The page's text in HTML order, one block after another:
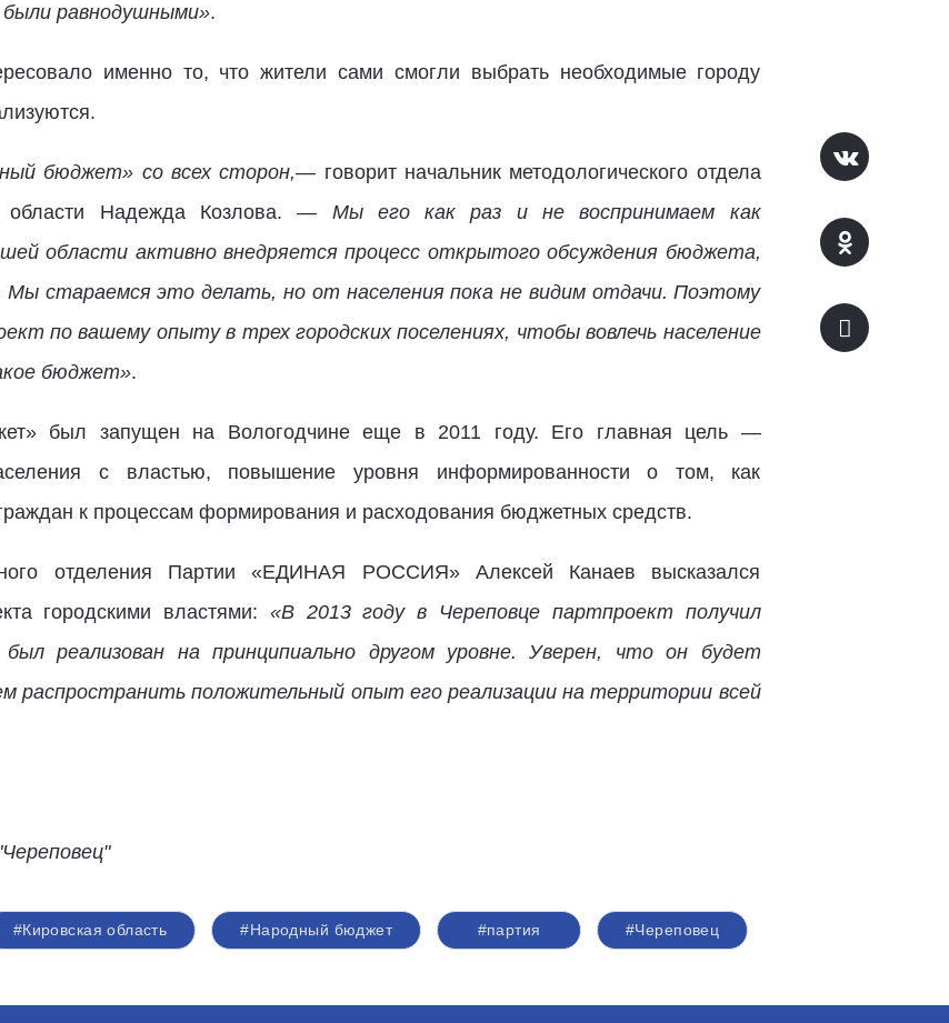
равнодушными».
именно то, что жители сами смогли выбрать необходимые городу
бюджет» со всех сторон,— говорит начальник методологического отдела
области Надежда Козлова. — Мы его как раз и не воспринимаем как
области активно внедряется процесс открытого обсуждения бюджета,
стараемся это делать, но от населения пока не видим отдачи. Поэтому
по вашему опыту в трех городских поселениях, чтобы вовлечь население
бюджет».
был запущен на Вологодчине еще в 2011 году. Его главная цель —
с властью, повышение уровня информированности о том, как
к процессам формирования и расходования бюджетных средств.
отделения Партии «ЕДИНАЯ РОССИЯ» Алексей Канаев высказался
городскими властями: «В 2013 году в Череповце партпроект получил
реализован на принципиально другом уровне. Уверен, что он будет
распространить положительный опыт его реализации на территории всей
#Кировская область #Народный бюджет #партия #Череповец